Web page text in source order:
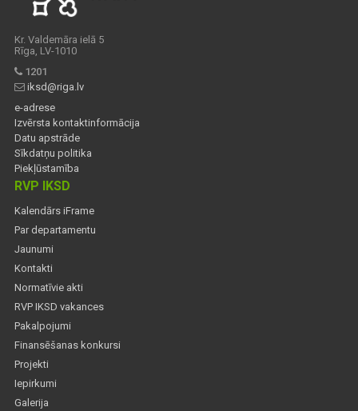
Kr. Valdemāra ielā 5
Rīga, LV-1010
1201
iksd@riga.lv
e-adrese
Izvērsta kontaktinformācija
Datu apstrāde
Sīkdatņu politika
Piekļūstamība
RVP IKSD
Kalendārs iFrame
Par departamentu
Jaunumi
Kontakti
Normatīvie akti
RVP IKSD vakances
Pakalpojumi
Finansēšanas konkursi
Projekti
Iepirkumi
Galerija